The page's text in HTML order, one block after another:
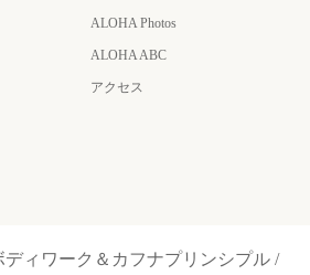
ALOHA Photos
ALOHA ABC
アクセス
ディワーク＆カフナプリンシプル /